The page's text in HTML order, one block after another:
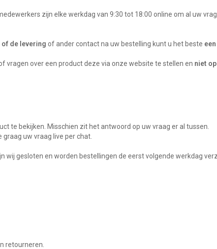
zijn elke werkdag van 9:30 tot 18:00 online om al uw
de levering of ander contact na uw bestelling kunt u het beste
vragen over een product deze via onze website te stellen en niet
te bekijken. Misschien zit het antwoord op uw vraag er al tussen.
uw vraag live per chat.
wij gesloten en worden bestellingen de eerst volgende werkdag
retourneren.